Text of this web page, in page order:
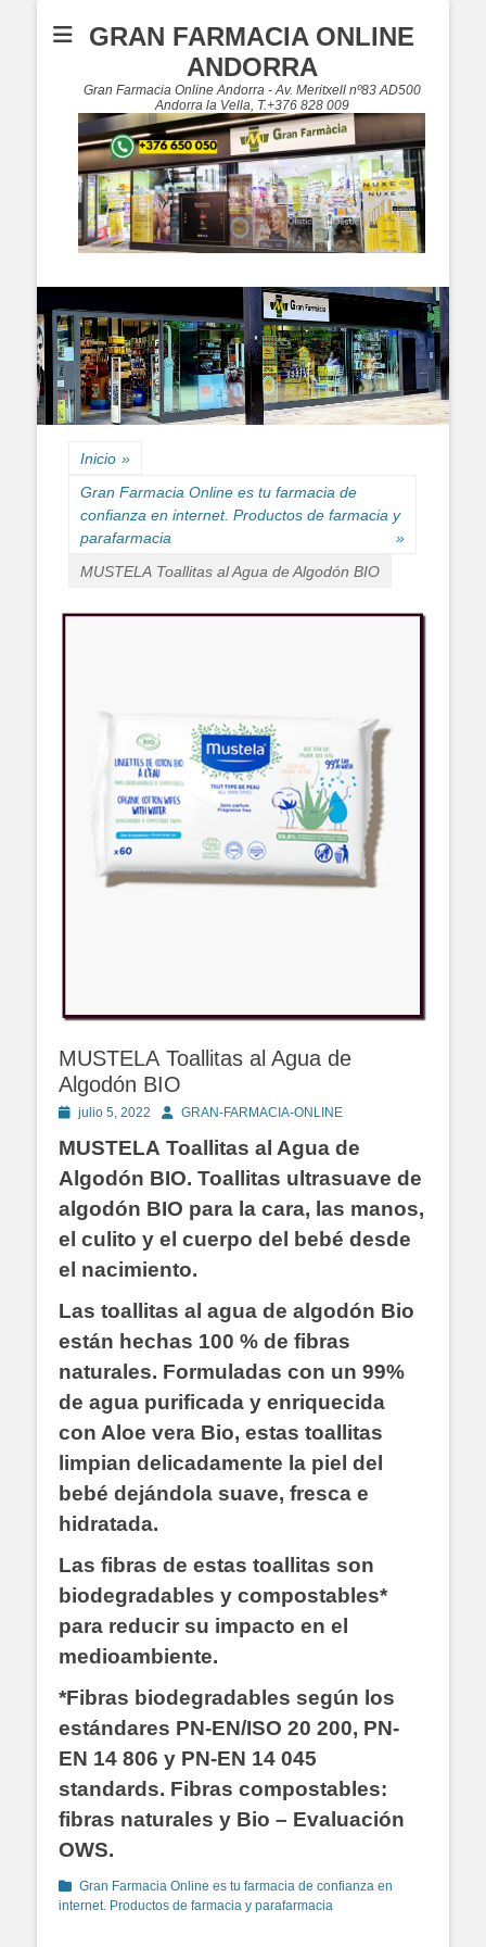
GRAN FARMACIA ONLINE
ANDORRA
Gran Farmacia Online Andorra - Av. Meritxell nº83 AD500
Andorra la Vella, T.+376 828 009
Inicio »
Gran Farmacia Online es tu farmacia de
confianza en internet. Productos de farmacia y
parafarmacia
»
MUSTELA Toallitas al Agua de Algodón BIO
MUSTELA Toallitas al Agua de
Algodón BIO
Publicado
julio 5, 2022 AutorGRAN-FARMACIA-ONLINE
MUSTELA Toallitas al Agua de
Algodón BIO. Toallitas ultrasuave de
algodón BIO para la cara, las manos,
el culito y el cuerpo del bebé desde
el nacimiento.
Las toallitas al agua de algodón Bio
están hechas 100 % de fibras
naturales. Formuladas con un 99%
de agua purificada y enriquecida
con Aloe vera Bio, estas toallitas
limpian delicadamente la piel del
bebé dejándola suave, fresca e
hidratada.
Las fibras de estas toallitas son
biodegradables y compostables*
para reducir su impacto en el
medioambiente.
*Fibras biodegradables según los
estándares PN-EN/ISO 20 200, PN-
EN 14 806 y PN-EN 14 045
standards. Fibras compostables:
fibras naturales y Bio – Evaluación
OWS.
Categorías
Gran Farmacia Online es tu farmacia de confianza en
internet. Productos de farmacia y parafarmacia